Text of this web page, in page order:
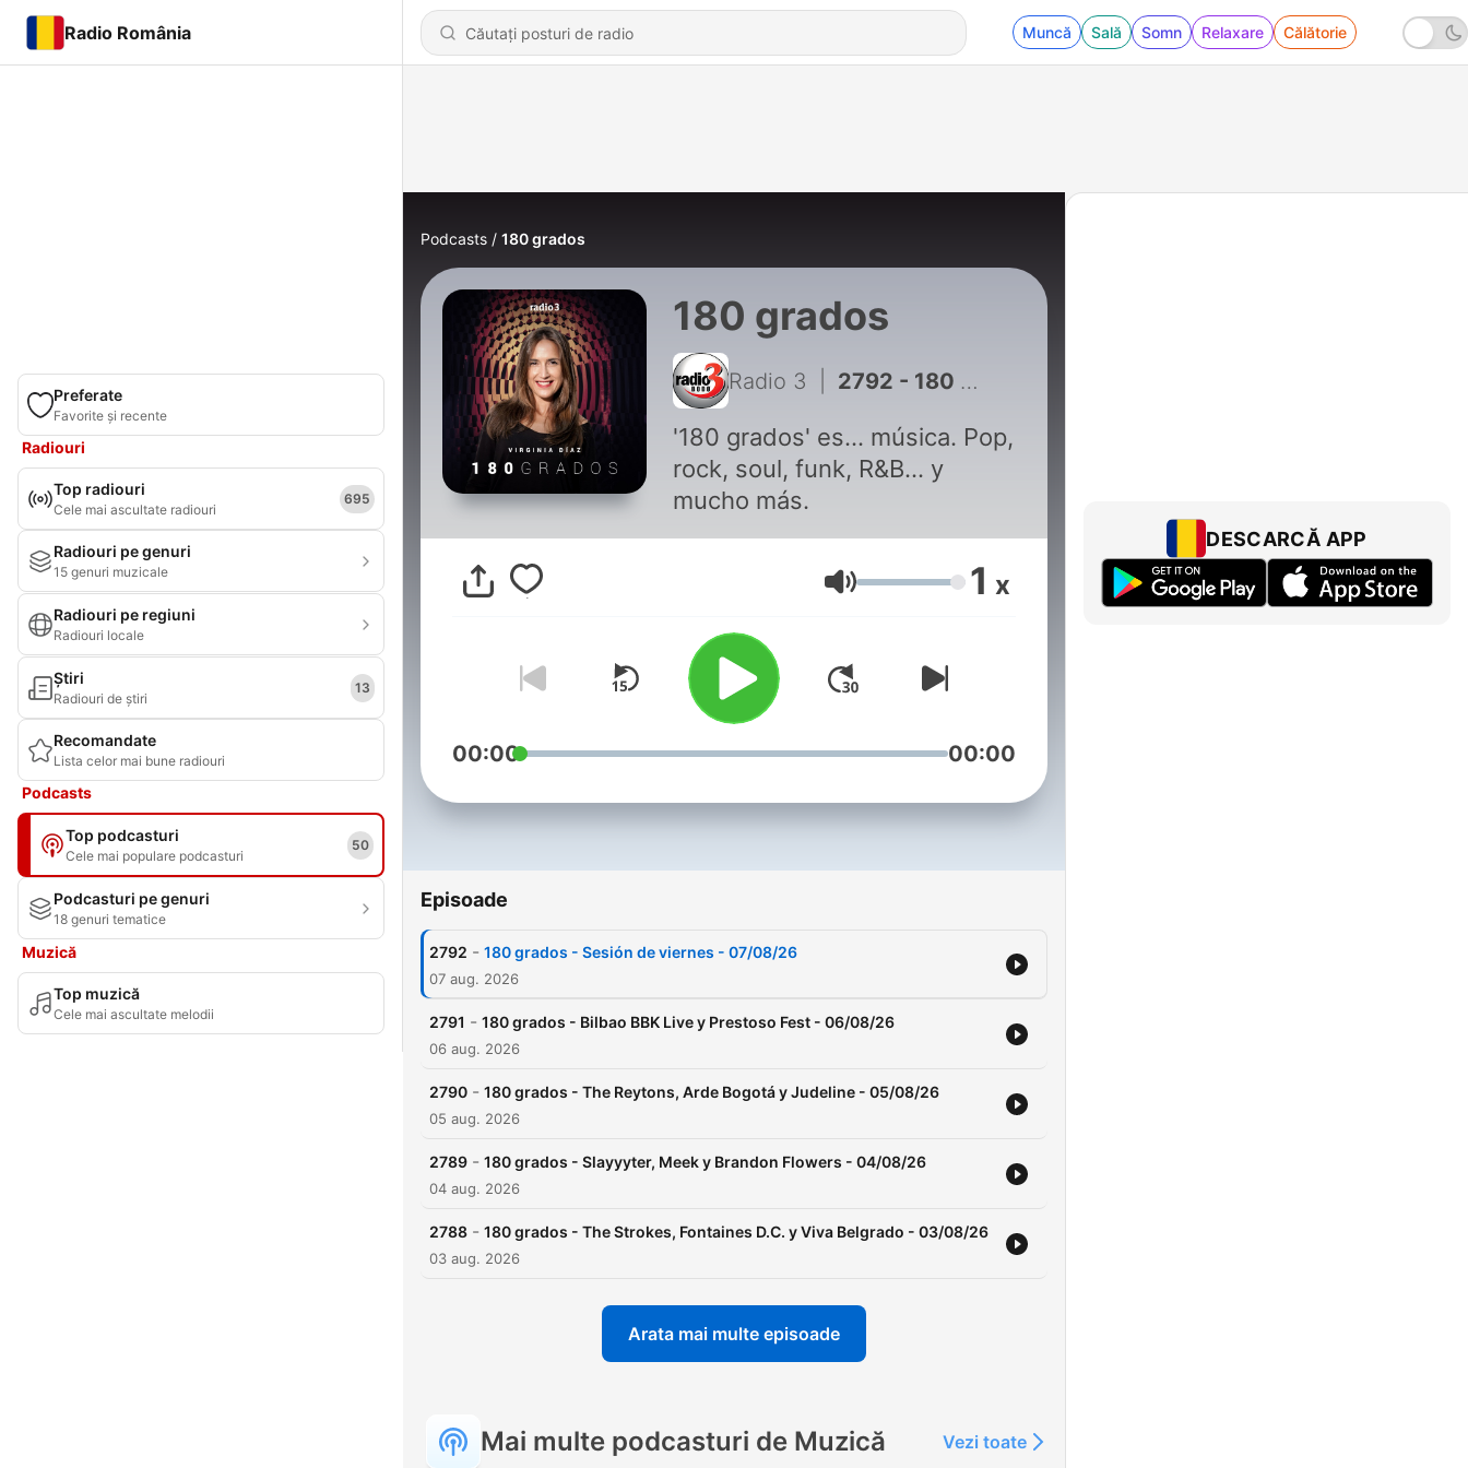
Radio România Muncă Sală Somn Relaxare Călătorie
Preferate
Favorite și recente
Radiouri
Top radiouri
Cele mai ascultate radiouri
695
Radiouri pe genuri
15 genuri muzicale
Radiouri pe regiuni
Radiouri locale
Știri
Radiouri de știri
13
Recomandate
Lista celor mai bune radiouri
Podcasts
Top podcasturi
Cele mai populare podcasturi
50
Podcasturi pe genuri
18 genuri tematice
Muzică
Top muzică
Cele mai ascultate melodii
Podcasts 180 grados
180 grados
Radio 3 2792 - 180 grados - Sesión de viernes - 07/08/26
'180 grados' es... música. Pop,
rock, soul, funk, R&B... y
mucho más.
Volum 1 x
00:00 00:00
Episoade
2792 - 180 grados - Sesión de viernes - 07/08/26
07 aug. 2026
2791 - 180 grados - Bilbao BBK Live y Prestoso Fest - 06/08/26
06 aug. 2026
2790 - 180 grados - The Reytons, Arde Bogotá y Judeline - 05/08/26
05 aug. 2026
2789 - 180 grados - Slayyyter, Meek y Brandon Flowers - 04/08/26
04 aug. 2026
2788 - 180 grados - The Strokes, Fontaines D.C. y Viva Belgrado - 03/08/26
03 aug. 2026
Arata mai multe episoade
Mai multe podcasturi de Muzică Vezi toate
DESCARCĂ APP